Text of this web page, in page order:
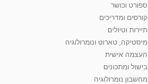
ספורט וכושר
קורסים ומדריכים
תיירות וטיולים
מיסטיקה, טארוט ונומרולוגיה
העצמה אישית
בישול ומתכונים
מחשבון נומרולוגיה